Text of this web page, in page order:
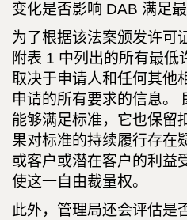
变化是否影响 DAB 满足
为了根据该法案颁发许可
附表 1 中列出的所有最低
取决于申请人和任何其他
申请的所有要求的信息。
能够满足标准，它也保留
果对标准的持续履行存在
或客户或潜在客户的利益
使这一自由裁量权。
此外，管理局还会评估是